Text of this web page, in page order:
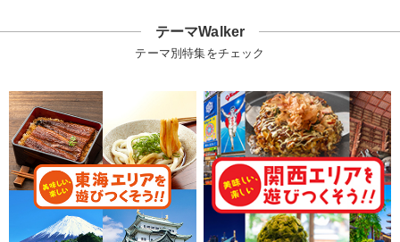
テーマWalker
テーマ別特集をチェック